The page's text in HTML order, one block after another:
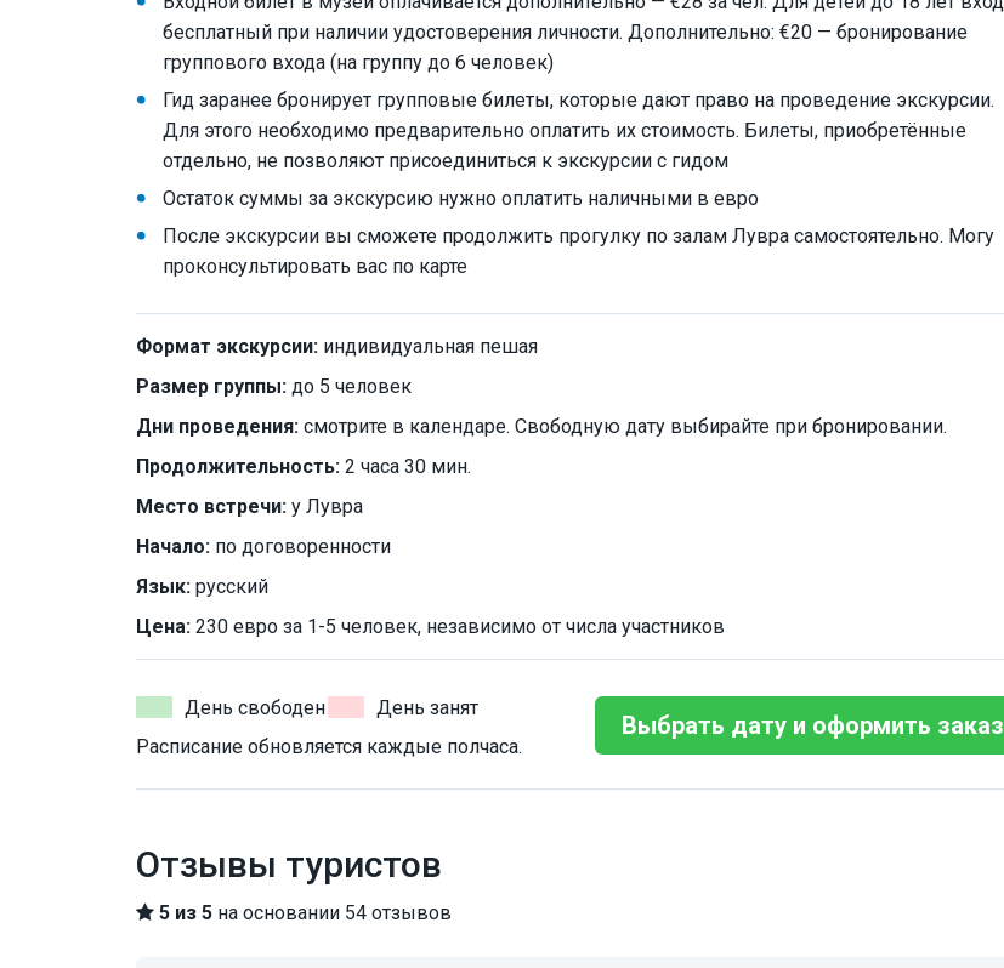
бесплатный при наличии удостоверения личности. Дополнительно: €20 — бронирование
группового входа (на группу до 6 человек)
Гид заранее бронирует групповые билеты, которые дают право на проведение экскурсии.
Для этого необходимо предварительно оплатить их стоимость. Билеты, приобретённые
отдельно, не позволяют присоединиться к экскурсии с гидом
Остаток суммы за экскурсию нужно оплатить наличными в евро
После экскурсии вы сможете продолжить прогулку по залам Лувра самостоятельно. Могу
проконсультировать вас по карте
Формат экскурсии: индивидуальная пешая
Размер группы: до 5 человек
Дни проведения: смотрите в календаре. Свободную дату выбирайте при бронировании.
Продолжительность: 2 часа 30 мин.
Место встречи: у Лувра
Начало: по договоренности
Язык: русский
Цена: 230 евро за 1-5 человек, независимо от числа участников
День свободен
День занят
Расписание обновляется каждые полчаса.
Выбрать дату и оформить заказ
Отзывы туристов
5 из 5 на основании 54 отзывов